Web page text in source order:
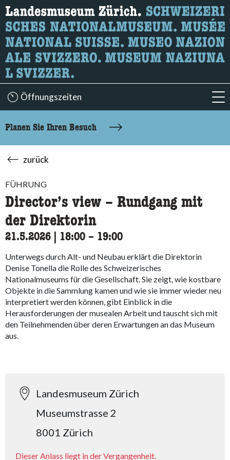
Wonach suchen Sie?
Hier können Sie nach Inhalten der Seite suchen.
Öffnungszeiten
Planen Sie Ihren Besuch
zurück
FÜHRUNG
Director’s view – Rundgang mit
der Direktorin
21.5.2026 18:00 accessibility.time_to
– 19:00
Unterwegs durch Alt- und Neubau erklärt die Direktorin
Denise Tonella die Rolle des Schweizerisches
Nationalmuseums für die Gesellschaft. Sie zeigt, wie kostbare
Objekte in die Sammlung kamen und wie sie immer wieder neu
interpretiert werden können, gibt Einblick in die
Herausforderungen der musealen Arbeit und tauscht sich mit
den Teilnehmenden über deren Erwartungen an das Museum
aus.
Landesmuseum Zürich
Museumstrasse 2
8001 Zürich
Dieser Anlass liegt in der Vergangenheit.